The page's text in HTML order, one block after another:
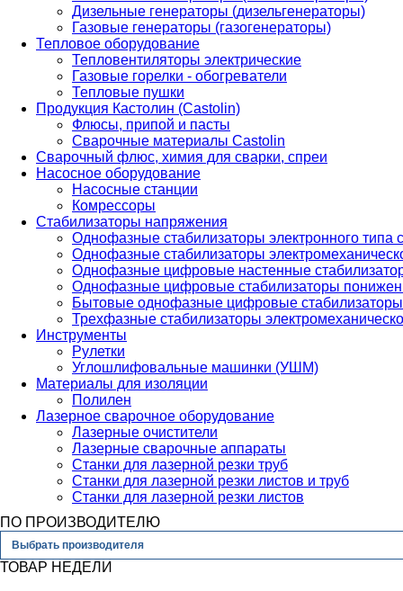
Дизельные генераторы (дизельгенераторы)
Газовые генераторы (газогенераторы)
Тепловое оборудование
Тепловентиляторы электрические
Газовые горелки - обогреватели
Тепловые пушки
Продукция Кастолин (Castolin)
Флюсы, припой и пасты
Сварочные материалы Castolin
Сварочный флюс, химия для сварки, спреи
Насосное оборудование
Насосные станции
Комрессоры
Стабилизаторы напряжения
Однофазные стабилизаторы электронного
Однофазные стабилизаторы
Однофазные цифровые настенные
Однофазные цифровые стабилизаторы
Бытовые однофазные цифровые стабилизаторы
Трехфазные стабилизаторы
Инструменты
Рулетки
Углошлифовальные машинки (УШМ)
Материалы для изоляции
Полилен
Лазерное сварочное оборудование
Лазерные очистители
Лазерные сварочные аппараты
Станки для лазерной резки труб
Станки для лазерной резки листов и труб
Станки для лазерной резки листов
ПО ПРОИЗВОДИТЕЛЮ
Выбрать производителя
ТОВАР НЕДЕЛИ